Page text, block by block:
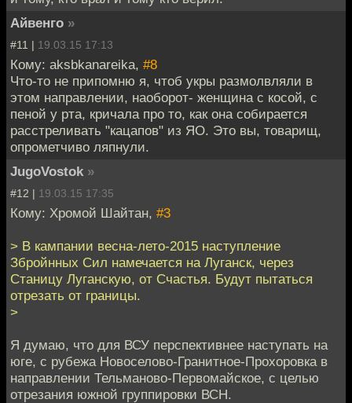
Айвенго »
#11 | 19.03.15 17:13
Кому: aksbkanareika, #8
Что-то не припомню я, чтоб укры размолвляли в
этом направлении, наоборот- женщина с косой, с
пеной у рта, кричала про то, как она собирается
расстреливать "кацапов" из ЯО. Это вы, товарищ,
опрометчиво ляпнули.
JugoVostok »
#12 | 19.03.15 17:35
Кому: Хромой Шайтан, #3
> В кампании весна-лето-2015 наступление
Збройнных Сил намечается на Луганск, через
Станицу Луганскую, от Счастья. Будут пытаться
отрезать от границы.
>
Я думаю, что для ВСУ перспективнее наступать на
юге, с рубежа Новоселово-Гранитное-Прохоровка в
направлении Тельманово-Первомайское, с целью
отрезания южной группировки ВСН.